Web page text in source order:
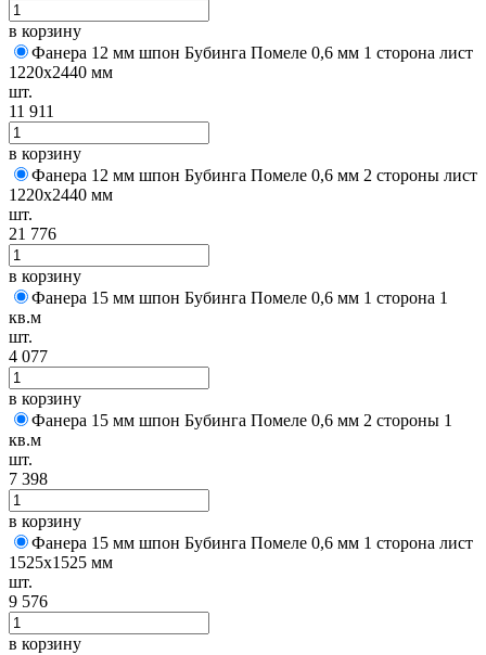
в корзину
Фанера 12 мм шпон Бубинга Помеле 0,6 мм 1 сторона лист
1220х2440 мм
шт.
11 911
в корзину
Фанера 12 мм шпон Бубинга Помеле 0,6 мм 2 стороны лист
1220х2440 мм
шт.
21 776
в корзину
Фанера 15 мм шпон Бубинга Помеле 0,6 мм 1 сторона 1
кв.м
шт.
4 077
в корзину
Фанера 15 мм шпон Бубинга Помеле 0,6 мм 2 стороны 1
кв.м
шт.
7 398
в корзину
Фанера 15 мм шпон Бубинга Помеле 0,6 мм 1 сторона лист
1525х1525 мм
шт.
9 576
в корзину